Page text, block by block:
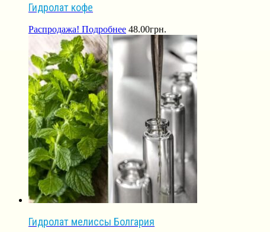
Гидролат кофе
Распродажа! Подробнее 48.00грн.
Гидролат мелиссы Болгария